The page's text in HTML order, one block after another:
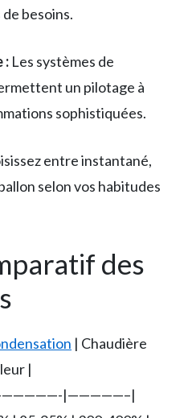
besoins.
: Les systèmes de
un pilotage à
sophistiquées.
entre instantané,
selon vos habitudes
des
| Chaudière
|
|—————–|